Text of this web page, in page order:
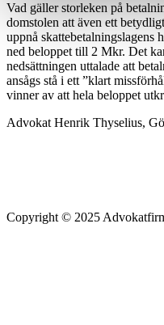
Vad gäller storleken på
domstolen att även ett
uppnå skattebetalningslagens
ned beloppet till 2 Mkr. Det
nedsättningen uttalade att
ansågs stå i ett ”klart
vinner av att hela beloppet
Advokat Henrik Thyselius,
Copyright © 2025